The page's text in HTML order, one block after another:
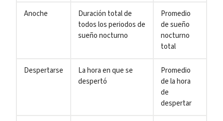
Anoche
Duración total de
todos los periodos de
sueño nocturno
Promedio
de sueño
nocturno
total
Despertarse
La hora en que se
despertó
Promedio
de la hora
de
despertar